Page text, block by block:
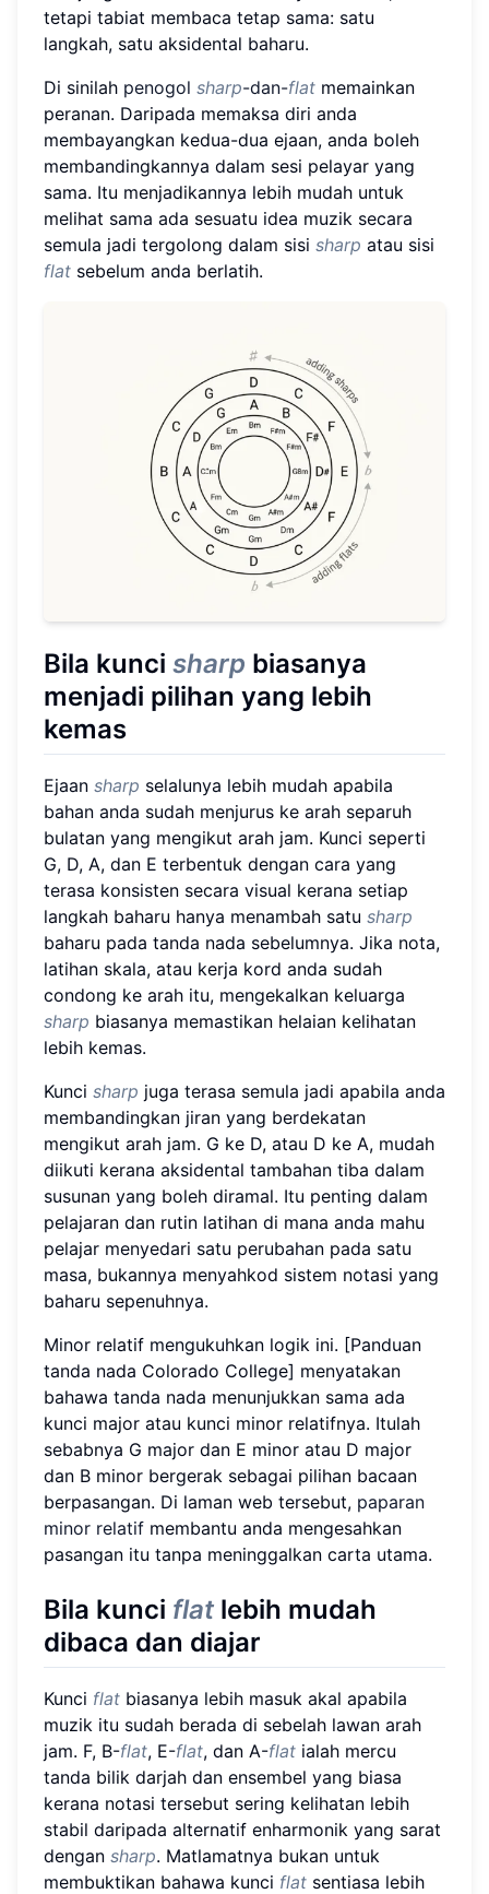
tetapi tabiat membaca tetap sama: satu
langkah, satu aksidental baharu.
Di sinilah penogol sharp-dan-flat memainkan
peranan. Daripada memaksa diri anda
membayangkan kedua-dua ejaan, anda boleh
membandingkannya dalam sesi pelayar yang
sama. Itu menjadikannya lebih mudah untuk
melihat sama ada sesuatu idea muzik secara
semula jadi tergolong dalam sisi sharp atau sisi
flat sebelum anda berlatih.
Bila kunci sharp biasanya
menjadi pilihan yang lebih
kemas
Ejaan sharp selalunya lebih mudah apabila
bahan anda sudah menjurus ke arah separuh
bulatan yang mengikut arah jam. Kunci seperti
G, D, A, dan E terbentuk dengan cara yang
terasa konsisten secara visual kerana setiap
langkah baharu hanya menambah satu sharp
baharu pada tanda nada sebelumnya. Jika nota,
latihan skala, atau kerja kord anda sudah
condong ke arah itu, mengekalkan keluarga
sharp biasanya memastikan helaian kelihatan
lebih kemas.
Kunci sharp juga terasa semula jadi apabila anda
membandingkan jiran yang berdekatan
mengikut arah jam. G ke D, atau D ke A, mudah
diikuti kerana aksidental tambahan tiba dalam
susunan yang boleh diramal. Itu penting dalam
pelajaran dan rutin latihan di mana anda mahu
pelajar menyedari satu perubahan pada satu
masa, bukannya menyahkod sistem notasi yang
baharu sepenuhnya.
Minor relatif mengukuhkan logik ini. [Panduan
tanda nada Colorado College] menyatakan
bahawa tanda nada menunjukkan sama ada
kunci major atau kunci minor relatifnya. Itulah
sebabnya G major dan E minor atau D major
dan B minor bergerak sebagai pilihan bacaan
berpasangan. Di laman web tersebut, paparan
minor relatif membantu anda mengesahkan
pasangan itu tanpa meninggalkan carta utama.
Bila kunci flat lebih mudah
dibaca dan diajar
Kunci flat biasanya lebih masuk akal apabila
muzik itu sudah berada di sebelah lawan arah
jam. F, B-flat, E-flat, dan A-flat ialah mercu
tanda bilik darjah dan ensembel yang biasa
kerana notasi tersebut sering kelihatan lebih
stabil daripada alternatif enharmonik yang sarat
dengan sharp. Matlamatnya bukan untuk
membuktikan bahawa kunci flat sentiasa lebih